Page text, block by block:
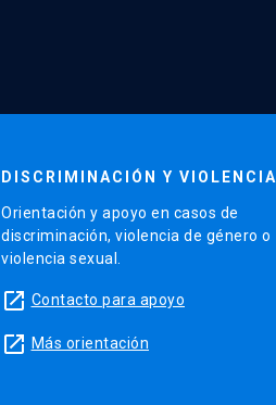
DISCRIMINACIÓN Y VIOLENCIA
Orientación y apoyo en casos de
discriminación, violencia de género o
violencia sexual.
launch Contacto para apoyo
launch Más orientación